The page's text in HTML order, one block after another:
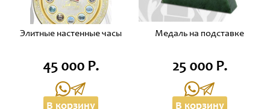
Элитные настенные часы
45 000 Р.
В корзину
Медаль на подставке
25 000 Р.
В корзину